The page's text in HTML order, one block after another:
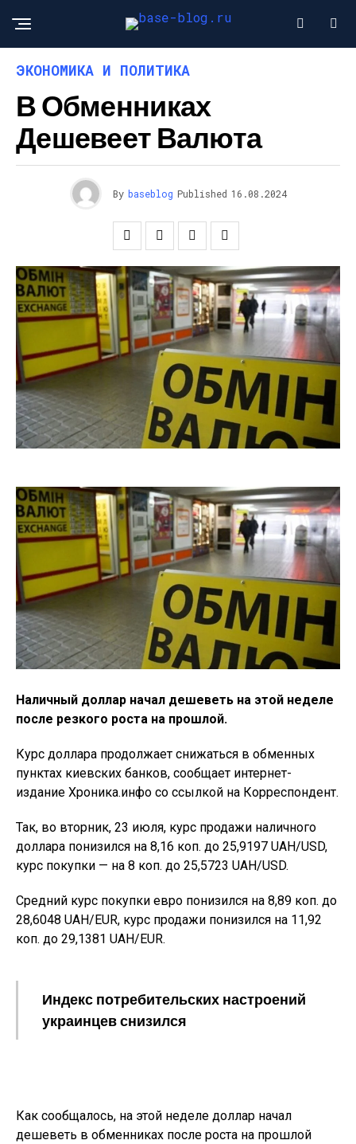
ЭКОНОМИКА И ПОЛИТИКА
В Обменниках
Дешевеет Валюта
By baseblog Published 16.08.2024
Наличный доллар начал дешеветь на этой неделе
после резкого роста на прошлой.
Курс доллара продолжает снижаться в обменных
пунктах киевских банков, сообщает интернет-
издание Хроника.инфо со ссылкой на Корреспондент.
Так, во вторник, 23 июля, курс продажи наличного
доллара понизился на 8,16 коп. до 25,9197 UAH/USD,
курс покупки — на 8 коп. до 25,5723 UAH/USD.
Средний курс покупки евро понизился на 8,89 коп. до
28,6048 UAH/EUR, курс продажи понизился на 11,92
коп. до 29,1381 UAH/EUR.
Индекс потребительских настроений
украинцев снизился
Как сообщалось, на этой неделе доллар начал
дешеветь в обменниках после роста на прошлой